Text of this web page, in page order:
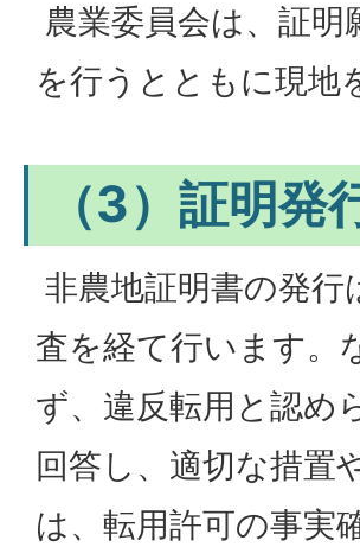
農業委員会は、証
を行うとともに現地
（3）証明発
非農地証明書の発
査を経て行います。
ず、違反転用と認め
回答し、適切な措置
は、転用許可の事実